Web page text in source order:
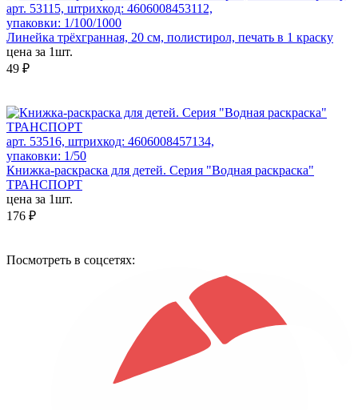
арт. 53115, штрихкод: 4606008453112,
упаковки: 1/100/1000
Линейка трёхгранная, 20 см, полистирол, печать в 1 краску
цена за 1шт.
49 ₽
арт. 53516, штрихкод: 4606008457134,
упаковки: 1/50
Книжка-раскраска для детей. Серия "Водная раскраска"
ТРАНСПОРТ
цена за 1шт.
176 ₽
Посмотреть в соцсетях: